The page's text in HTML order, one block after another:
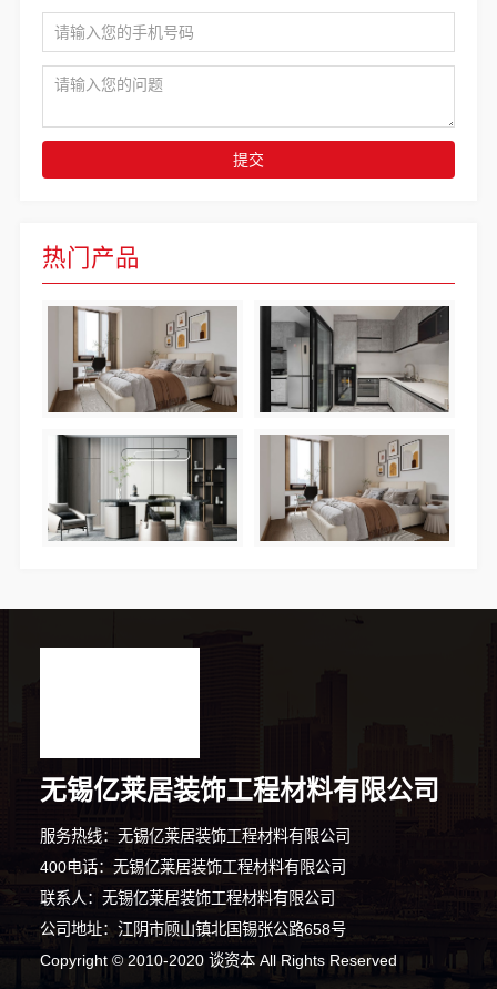
热门产品
提交
无锡亿莱居装饰工程材料有限公司
服务热线：无锡亿莱居装饰工程材料有限公司
400电话：无锡亿莱居装饰工程材料有限公司
联系人：无锡亿莱居装饰工程材料有限公司
公司地址：江阴市顾山镇北国锡张公路658号
Copyright © 2010-2020 谈资本 All Rights Reserved
10分钟前 卢先生 正在咨询
1分钟前 陈女士 正在咨询
9分钟前 张先生 正在咨询